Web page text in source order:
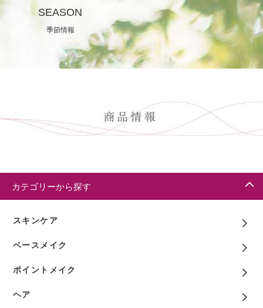
SEASON
季節情報
カテゴリーから探す
スキンケア
ベースメイク
ポイントメイク
ヘア